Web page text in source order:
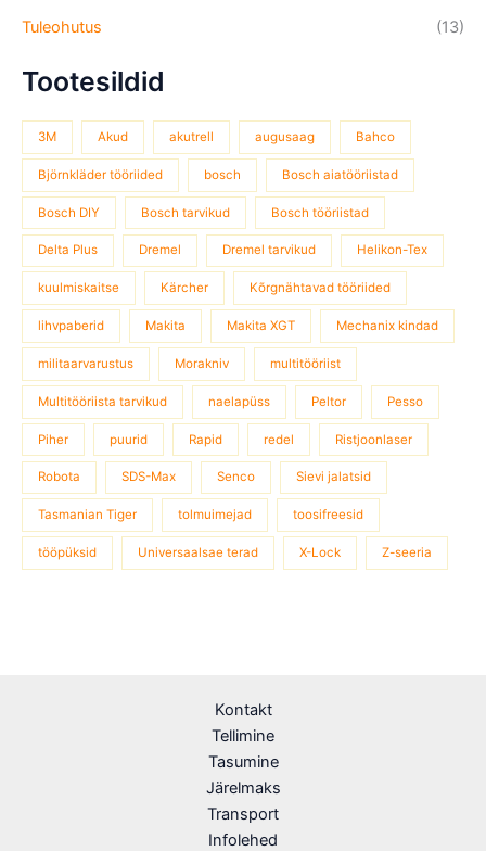
Tuleohutus
(13)
Tootesildid
3M Akud akutrell augusaag Bahco
Björnkläder tööriided bosch Bosch aiatööriistad
Bosch DIY Bosch tarvikud Bosch tööriistad
Delta Plus Dremel Dremel tarvikud Helikon-Tex
kuulmiskaitse Kärcher Kõrgnähtavad tööriided
lihvpaberid Makita Makita XGT Mechanix kindad
militaarvarustus Morakniv multitööriist
Multitööriista tarvikud naelapüss Peltor Pesso
Piher puurid Rapid redel Ristjoonlaser
Robota SDS-Max Senco Sievi jalatsid
Tasmanian Tiger tolmuimejad toosifreesid
tööpüksid Universaalsae terad X-Lock Z-seeria
Kontakt
Tellimine
Tasumine
Järelmaks
Transport
Infolehed